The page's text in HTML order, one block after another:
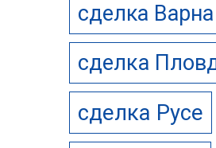
сделка Варна
сделка
сделка Русе